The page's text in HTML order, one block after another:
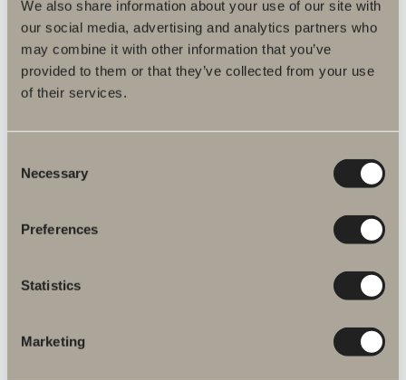
We also share information about your use of our site with
our social media, advertising and analytics partners who
may combine it with other information that you’ve
provided to them or that they’ve collected from your use
of their services.
Selection
Necessary
Preferences
Statistics
Marketing
Produktfakta
Monteringsanvisningar
DWG-filer